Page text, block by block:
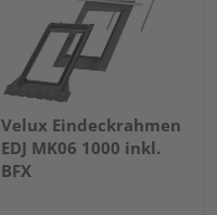
Velux Eindeckrahmen
EDJ MK06 1000 inkl.
BFX